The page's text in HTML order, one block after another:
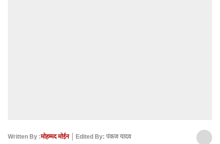
Written By :मोहम्मद मोईन
Edited By: पंकज यादव